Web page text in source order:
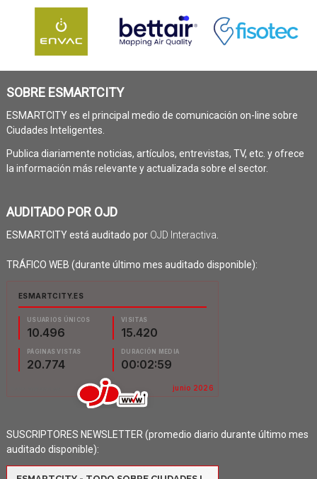
SOBRE ESMARTCITY
ESMARTCITY es el principal medio de comunicación on-line sobre
Ciudades Inteligentes.
Publica diariamente noticias, artículos, entrevistas, TV, etc. y ofrece
la información más relevante y actualizada sobre el sector.
AUDITADO POR OJD
ESMARTCITY está auditado por OJD Interactiva
TRÁFICO WEB (durante último mes auditado disponible):
SUSCRIPTORES NEWSLETTER (promedio diario durante último mes
auditado disponible):